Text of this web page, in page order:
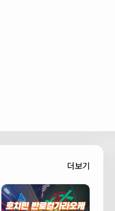
더보기